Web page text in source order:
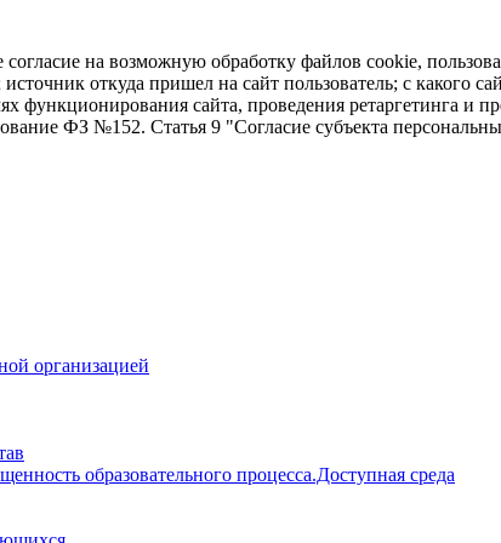
на возможную обработку файлов cookie,
откуда пришел на сайт пользователь; с
функционирования сайта, проведения ретаргетинга и
ФЗ №152. Статья 9 "Согласие субъекта
организацией
образовательного процесса.Доступная среда